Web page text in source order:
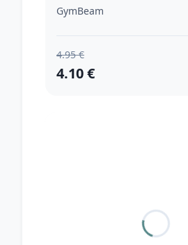
GymBeam
4.95 €
4.10 €